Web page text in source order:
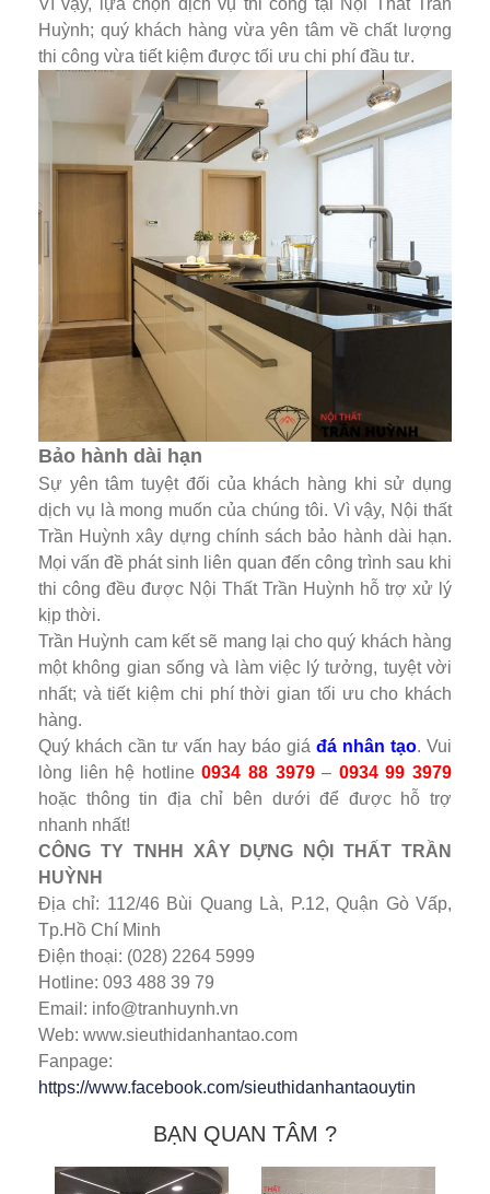
Vì vậy, lựa chọn dịch vụ thi công tại Nội Thất Trần
Huỳnh; quý khách hàng vừa yên tâm về chất lượng
thi công vừa tiết kiệm được tối ưu chi phí đầu tư.
Bảo hành dài hạn
Sự yên tâm tuyệt đối của khách hàng khi sử dụng
dịch vụ là mong muốn của chúng tôi. Vì vậy, Nội thất
Trần Huỳnh xây dựng chính sách bảo hành dài hạn.
Mọi vấn đề phát sinh liên quan đến công trình sau khi
thi công đều được Nội Thất Trần Huỳnh hỗ trợ xử lý
kịp thời.
Trần Huỳnh cam kết sẽ mang lại cho quý khách hàng
một không gian sống và làm việc lý tưởng, tuyệt vời
nhất; và tiết kiệm chi phí thời gian tối ưu cho khách
hàng.
Quý khách cần tư vấn hay báo giá đá nhân tạo. Vui
lòng liên hệ hotline0934 88 3979– 0934 99 3979
hoặc thông tin địa chỉ bên dưới để được hỗ trợ
nhanh nhất!
CÔNG TY TNHH XÂY DỰNG NỘI THẤT TRẦN
HUỲNH
Địa chỉ: 112/46 Bùi Quang Là, P.12, Quận Gò Vấp,
Tp.Hồ Chí Minh
Điện thoại: (028) 2264 5999
Hotline: 093 488 39 79
Email: info@tranhuynh.vn
Web: www.sieuthidanhantao.com
Fanpage:
https://www.facebook.com/sieuthidanhantaouytin
BẠN QUAN TÂM ?